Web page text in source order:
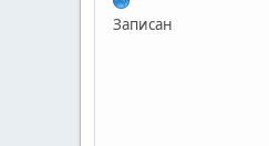
Записан